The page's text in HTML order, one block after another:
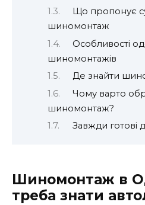
Що пропонує
шиномонтаж
Особливості
шиномонтажів
Де знайти
Чому варто
шиномонтаж?
Завжди готові
Шиномонтаж в
треба знати